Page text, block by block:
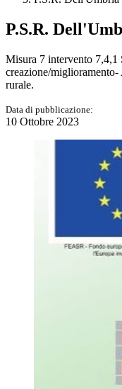
P.S.R.
Misura 7 intervento 7,4,1
creazione/
rurale.
Data di pubblicazione:
10 Ottobre 2023